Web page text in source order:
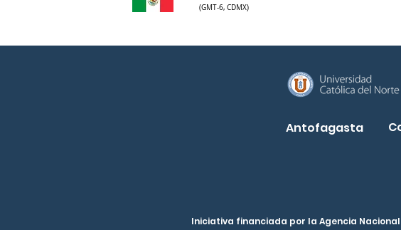
(GMT-6, CDMX)
Antofagasta
Iniciativa financiada por la Agencia